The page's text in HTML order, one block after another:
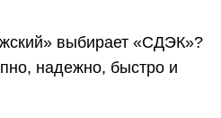
выбирает «СДЭК»?
надежно, быстро и